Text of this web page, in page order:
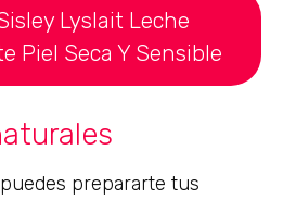
Lyslait Leche
Piel Seca Y Sensible
prepararte tus